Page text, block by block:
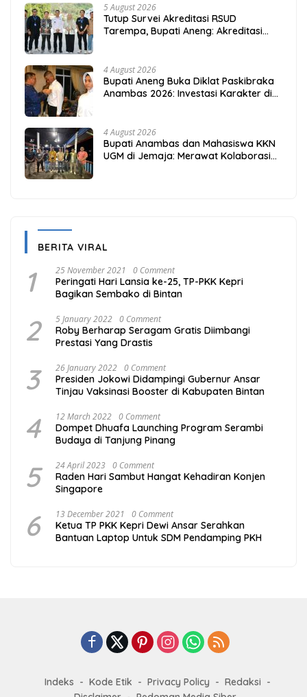
5 August 2026
Tutup Survei Akreditasi RSUD
Tarempa, Bupati Aneng: Akreditasi
4 August 2026
Bupati Aneng Buka Diklat Paskibraka
Anambas 2026: Investasi Karakter di
4 August 2026
Bupati Anambas dan Mahasiswa KKN
UGM di Jemaja: Merawat Kolaborasi
BERITA VIRAL
1 25 November 2021 0 Comment
Peringati Hari Lansia ke-25, TP-PKK Kepri
Bagikan Sembako di Bintan
2 5 January 2022 0 Comment
Roby Berharap Seragam Gratis Diimbangi
Prestasi Yang Drastis
3 26 January 2022 0 Comment
Presiden Jokowi Didampingi Gubernur Ansar
Tinjau Vaksinasi Booster di Kabupaten Bintan
4 12 March 2022 0 Comment
Dompet Dhuafa Launching Program Serambi
Budaya di Tanjung Pinang
5 24 April 2023 0 Comment
Raden Hari Sambut Hangat Kehadiran Konjen
Singapore
6 13 December 2021 0 Comment
Ketua TP PKK Kepri Dewi Ansar Serahkan
Bantuan Laptop Untuk SDM Pendamping PKH
Indeks Kode Etik Privacy Policy
Redaksi